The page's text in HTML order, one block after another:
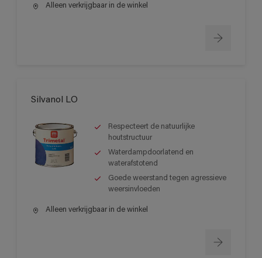
Alleen verkrijgbaar in de winkel
Silvanol LO
Respecteert de natuurlijke
houtstructuur
Waterdampdoorlatend en
waterafstotend
Goede weerstand tegen agressieve
weersinvloeden
Alleen verkrijgbaar in de winkel